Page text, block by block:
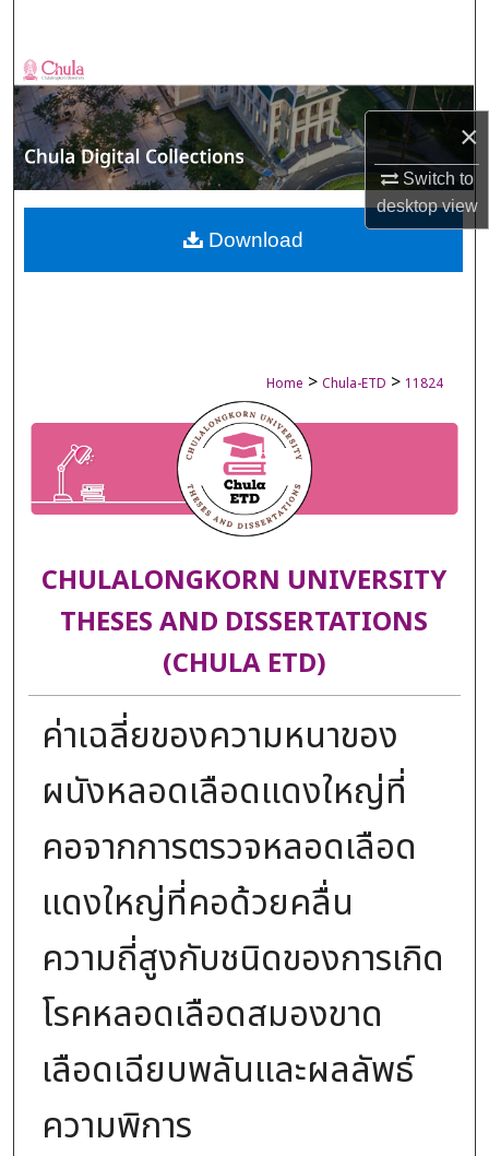
×
Switch to
desktopview
Browse Collections
My Account
About
Digital Commons Network™
Home > Chula-ETD > 11824
CHULALONGKORN UNIVERSITY
THESES AND DISSERTATIONS
(CHULA ETD)
ค่าเฉลี่ยของความหนาของ
ผนังหลอดเลือดแดงใหญ่ที่
คอจากการตรวจหลอดเลือด
แดงใหญ่ที่คอด้วยคลื่น
ความถี่สูงกับชนิดของการเกิด
โรคหลอดเลือดสมองขาด
เลือดเฉียบพลันและผลลัพธ์
ความพิการ
Download